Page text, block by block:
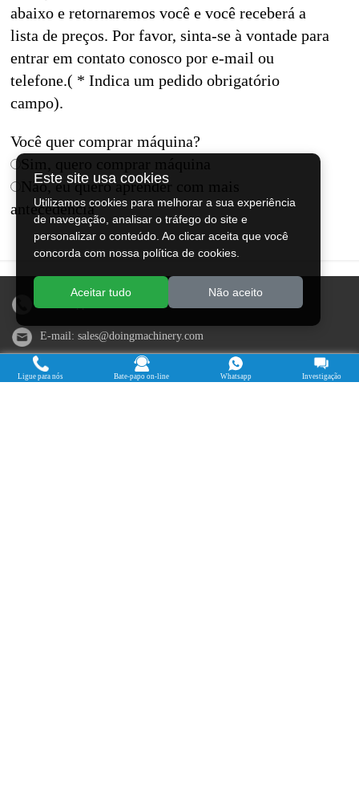
abaixo e retornaremos você e você receberá a
lista de preços. Por favor, sinta-se à vontade para
entrar em contato conosco por e-mail ou
telefone.( * Indica um pedido obrigatório
campo).
Você quer comprar máquina?
Sim, quero comprar máquina
Não, eu quero aprender com mais
antecedência
+86 13526615783
E-mail: sales@doingmachinery.com
Endereço na China: Jincheng Times Square, distrito de Jinshui,
Este site usa cookies
Utilizamos cookies para melhorar a sua experiência
de navegação, analisar o tráfego do site e
personalizar o conteúdo. Ao clicar aceita que você
concorda com nossa política de cookies.
Aceitar tudo Não aceito
Ligue para nós Bate-papo on-line Whatsapp Investigação